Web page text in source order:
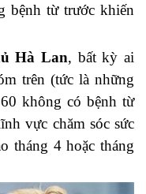
bệnh từ trước khiến
Hà Lan, bất kỳ ai
trên (tức là những
không có bệnh từ
vực chăm sóc sức
tháng 4 hoặc tháng